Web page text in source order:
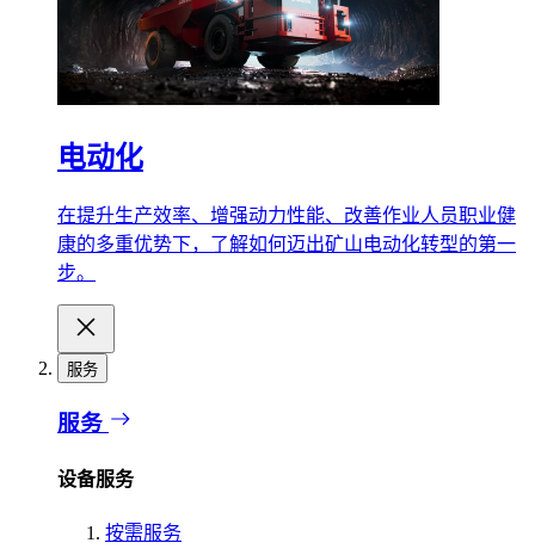
电动化
在提升生产效率、增强动力性能、改善作业人员职业健
康的多重优势下，了解如何迈出矿山电动化转型的第一
步。
服务
服务
设备服务
按需服务